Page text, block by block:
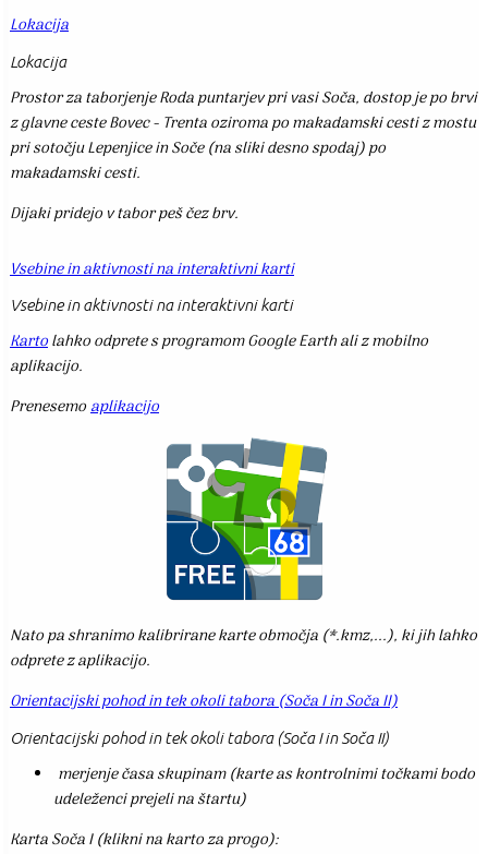
Lokacija
Lokacija
Prostor za taborjenje Roda puntarjev pri vasi Soča, dostop je po brvi
z glavne ceste Bovec - Trenta oziroma po makadamski cesti z mostu
pri sotočju Lepenjice in Soče (na sliki desno spodaj) po
makadamski cesti.
Dijaki pridejo v tabor peš čez brv.
Vsebine in aktivnosti na interaktivni karti
Vsebine in aktivnosti na interaktivni karti
Kartolahko odprete s programom Google Earth ali z mobilno
aplikacijo.
Prenesemoaplikacijo
Nato pa shranimo kalibrirane karte območja (*.kmz,...), ki jih lahko
odprete z aplikacijo.
Orientacijski pohod in tek okoli tabora (Soča I in Soča II)
Orientacijski pohod in tek okoli tabora (Soča I in Soča II)
merjenje časa skupinam (karte as kontrolnimi točkami bodo
udeleženci prejeli na štartu)
Karta Soča I (klikni na karto za progo):